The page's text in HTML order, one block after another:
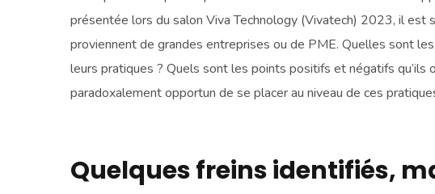
présentée lors du salon Viva Technology (Vivatech) 2023, il est
proviennent de grandes entreprises ou de PME. Quelles sont
leurs pratiques ? Quels sont les points positifs et négatifs
paradoxalement opportun de se placer au niveau de ces
Quelques freins identifiés,